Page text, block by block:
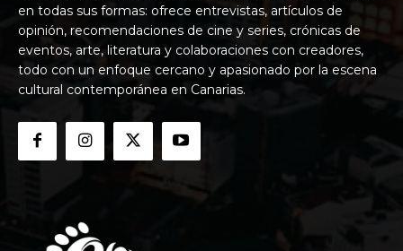
en todas sus formas: ofrece entrevistas, artículos de
opinión, recomendaciones de cine y series, crónicas de
eventos, arte, literatura y colaboraciones con creadores,
todo con un enfoque cercano y apasionado por la escena
cultural contemporánea en Canarias.